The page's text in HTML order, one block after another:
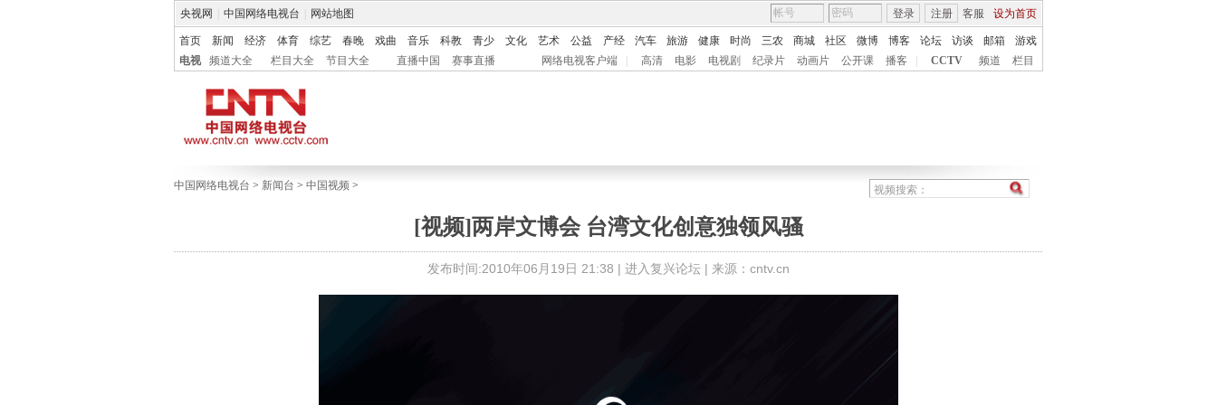
央视网 中国网络电视台 网站地图 客服 设为首页
登录 注册
首页 新闻 经济 体育 综艺 春晚 戏曲 音乐 科教 青少 文化 艺术 公益 产经 汽车 旅游 健康 时尚 三农 商城 社区 微博 博客 论坛 访谈 邮箱
游戏
电视
频道大全 栏目大全 节目大全 直播中国 赛事直播 网络电视客户端 高清 电影 电视剧 纪录片 动画片 公开课 播客 CCTV 频道 栏目
中国网络电视台 > 新闻台 > 中国视频 >
[视频]两岸文博会 台湾文化创意独领风骚
发布时间:2010年06月19日 21:38 | 进入复兴论坛 | 来源：cntv.cn